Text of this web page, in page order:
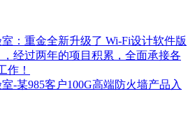
：重金全新升级了 Wi-Fi设计软件版
经过两年的项目积累，全面承接各
作！
-某985客户100G高端防火墙产品入